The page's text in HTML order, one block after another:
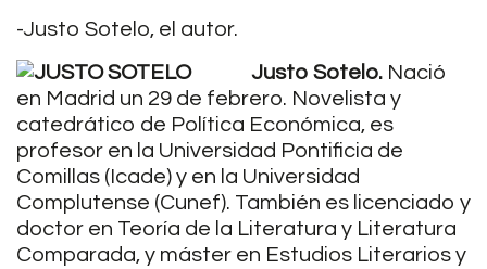
-Justo Sotelo, el autor.
Justo Sotelo. Nació
en Madrid un 29 de febrero. Novelista y
catedrático de Política Económica, es
profesor en la Universidad Pontificia de
Comillas (Icade) y en la Universidad
Complutense (Cunef). También es licenciado y
doctor en Teoría de la Literatura y Literatura
Comparada, y máster en Estudios Literarios y